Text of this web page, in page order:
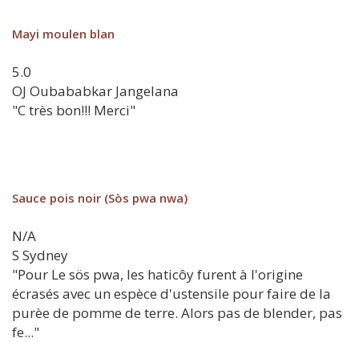
Mayi moulen blan
5.0
OJ Oubababkar Jangelana
"C très bon!!! Merci"
Sauce pois noir (Sòs pwa nwa)
N/A
S Sydney
"Pour Le sös pwa, les haticôy furent à l'origine
écrasés avec un espèce d'ustensile pour faire de la
purèe de pomme de terre. Alors pas de blender, pas
fe..."